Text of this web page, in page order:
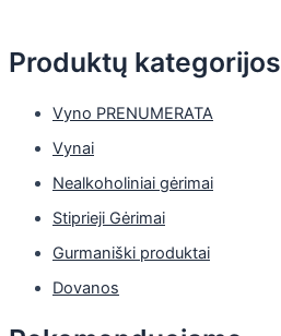
Produktų kategorijos
Vyno PRENUMERATA
Vynai
Nealkoholiniai gėrimai
Stiprieji Gėrimai
Gurmaniški produktai
Dovanos